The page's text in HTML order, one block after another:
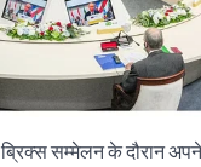
ब्रिक्स सम्मेलन के दौरान